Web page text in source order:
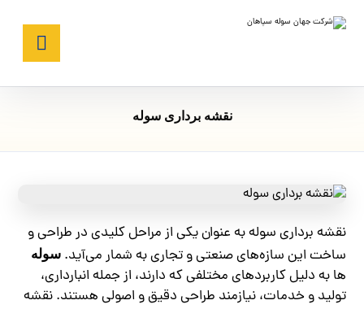
نقشه برداری سوله
نقشه برداری سوله به عنوان یکی از مراحل کلیدی در طراحی و
ساخت این سازه‌های صنعتی و تجاری به شمار می‌آید.سوله‌
ها به دلیل کاربردهای مختلفی که دارند، از جمله انبارداری،
تولید و خدمات، نیازمند طراحی دقیق و اصولی هستند. نقشه‌